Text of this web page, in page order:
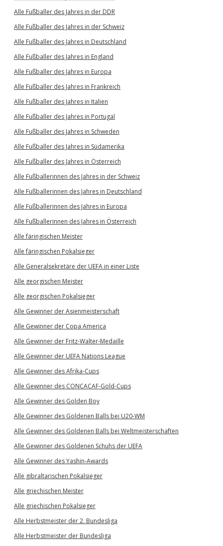
Alle Fußballer des Jahres in der DDR
Alle Fußballer des Jahres in der Schweiz
Alle Fußballer des Jahres in Deutschland
Alle Fußballer des Jahres in England
Alle Fußballer des Jahres in Europa
Alle Fußballer des Jahres in Frankreich
Alle Fußballer des Jahres in Italien
Alle Fußballer des Jahres in Portugal
Alle Fußballer des Jahres in Schweden
Alle Fußballer des Jahres in Südamerika
Alle Fußballer des Jahres in Österreich
Alle Fußballerinnen des Jahres in der Schweiz
Alle Fußballerinnen des Jahres in Deutschland
Alle Fußballerinnen des Jahres in Europa
Alle Fußballerinnen des Jahres in Österreich
Alle färingischen Meister
Alle färingischen Pokalsieger
Alle Generalsekretäre der UEFA in einer Liste
Alle georgischen Meister
Alle georgischen Pokalsieger
Alle Gewinner der Asienmeisterschaft
Alle Gewinner der Copa America
Alle Gewinner der Fritz-Walter-Medaille
Alle Gewinner der UEFA Nations League
Alle Gewinner des Afrika-Cups
Alle Gewinner des CONCACAF-Gold-Cups
Alle Gewinner des Golden Boy
Alle Gewinner des Goldenen Balls bei U20-WM
Alle Gewinner des Goldenen Balls bei Weltmeisterschaften
Alle Gewinner des Goldenen Schuhs der UEFA
Alle Gewinner des Yashin-Awards
Alle gibraltarischen Pokalsieger
Alle griechischen Meister
Alle griechischen Pokalsieger
Alle Herbstmeister der 2. Bundesliga
Alle Herbstmeister der Bundesliga